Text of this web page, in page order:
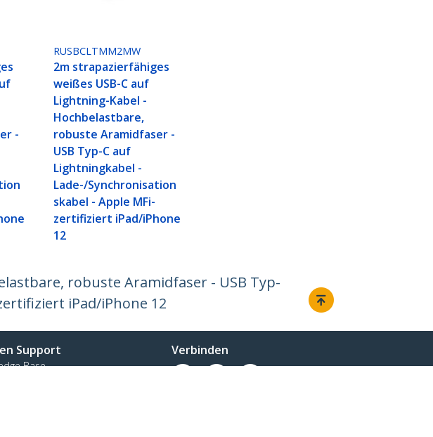
-
RUSBCLTMM2MW
2m strapazierfähiges
weißes USB-C auf
Lightning-Kabel -
Hochbelastbare,
robuste Aramidfaser -
USB Typ-C auf
Lightningkabel -
Lade-/Synchronisation
skabel - Apple MFi-
zertifiziert iPad/iPhone
12
robuste Aramidfaser - USB Typ-
iPad/iPhone 12
Support
Base
Verbinden